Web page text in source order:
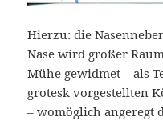
Hierzu: die
Nase wird großer
Mühe gewidmet – als
grotesk vorgestellten
– womöglich angeregt